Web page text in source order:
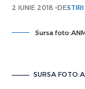
2 IUNIE 2018 DE
Sursa
SURSA